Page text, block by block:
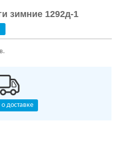
зимние 1292д-1
о доставке